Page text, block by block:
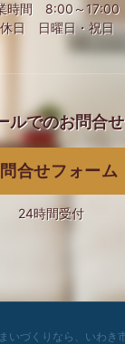
時間 8:00～17:00
日 日曜日・祝日
ルでのお問合せ
合せフォーム
24時間受付
いづくりなら、 いわき